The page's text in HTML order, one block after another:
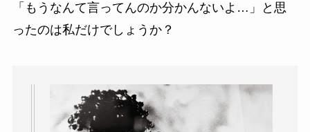
「もうなんて言ってんのか分かんないよ…」と思
ったのは私だけでしょうか？